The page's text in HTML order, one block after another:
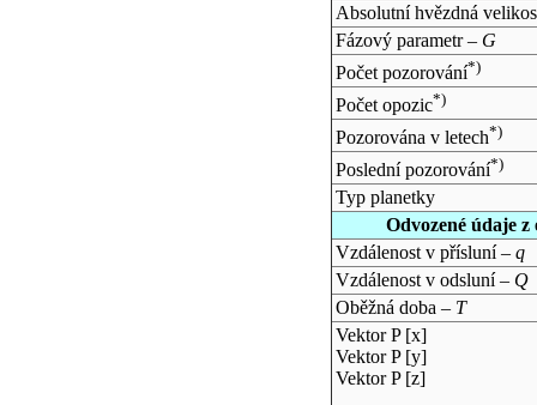
Absolutní hvězdná
Fázový parametr – G
Počet pozorování*)
Počet opozic*)
Pozorována v letech*)
Poslední pozorování*)
Typ planetky
Odvozené údaje
Vzdálenost v přísluní – q
Vzdálenost v odsluní – Q
Oběžná doba – T
Vektor P [x]
Vektor P [y]
Vektor P [z]